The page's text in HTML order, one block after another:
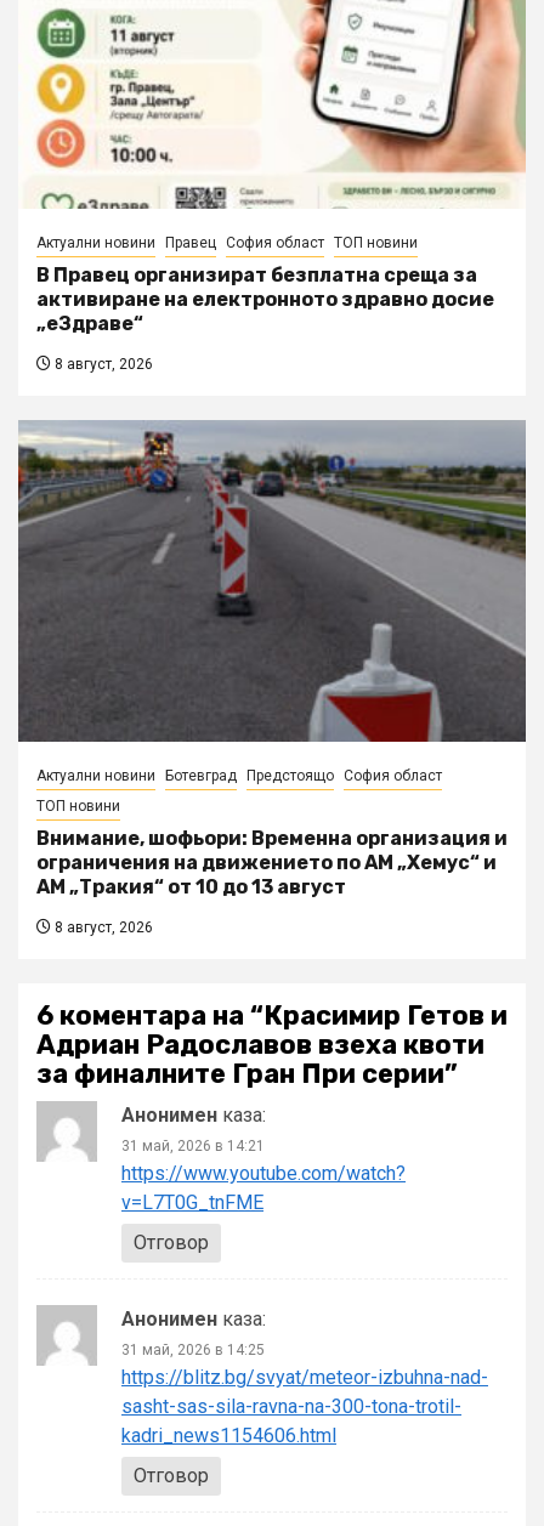
Актуални новини Правец София област ТОП новини
В Правец организират безплатна среща за
активиране на електронното здравно досие
„еЗдраве“
8 август, 2026
Актуални новини Ботевград Предстоящо София област
ТОП новини
Внимание, шофьори: Временна организация и
ограничения на движението по АМ „Хемус“ и
АМ „Тракия“ от 10 до 13 август
8 август, 2026
6 коментара на “Красимир Гетов и
Адриан Радославов взеха квоти
за финалните Гран При серии”
Анонимен каза:
31 май, 2026 в 14:21
https://www.youtube.com/watch?
v=L7T0G_tnFME
Отговор
Анонимен каза:
31 май, 2026 в 14:25
https://blitz.bg/svyat/meteor-izbuhna-nad-
sasht-sas-sila-ravna-na-300-tona-trotil-
kadri_news1154606.html
Отговор